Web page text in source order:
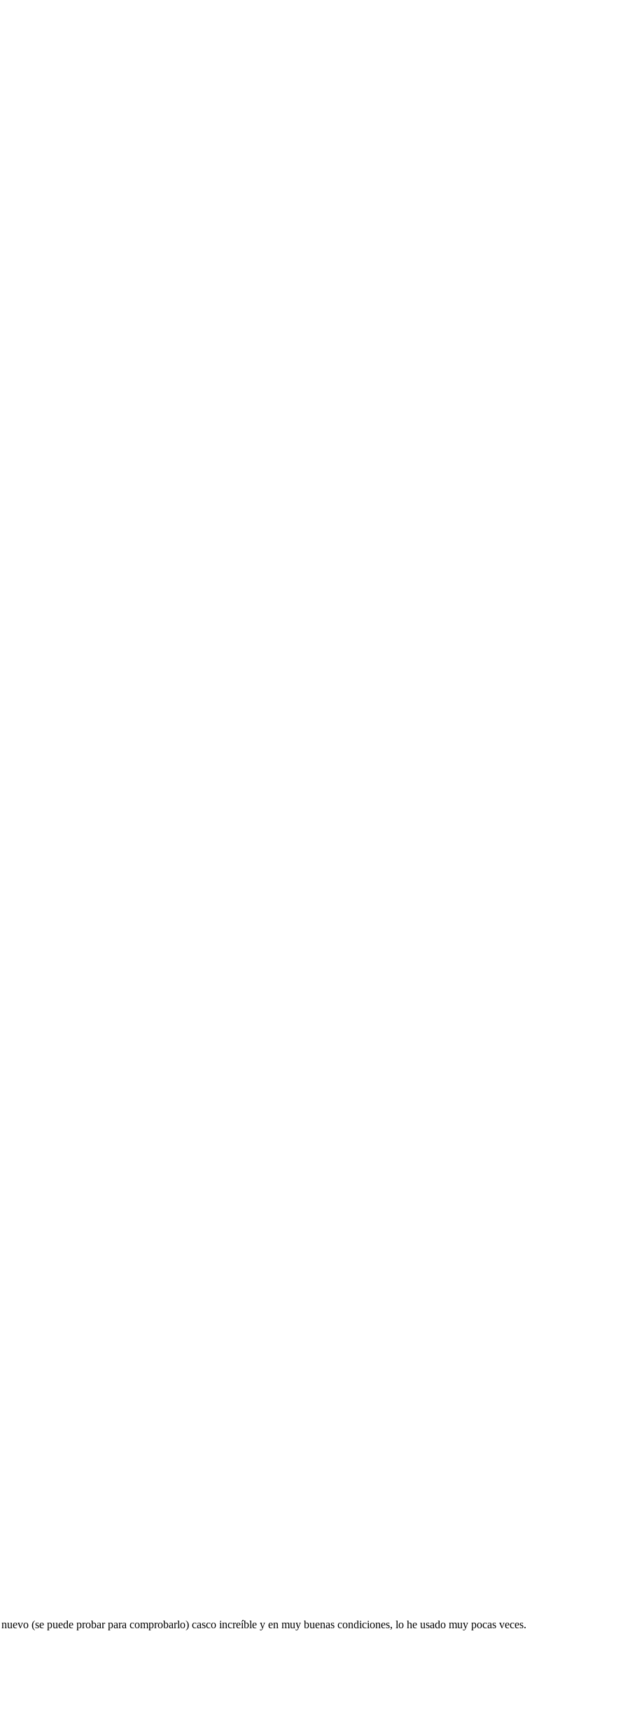
(se puede probar para comprobarlo) casco increíble y en muy buenas condiciones, lo he usado muy pocas veces.